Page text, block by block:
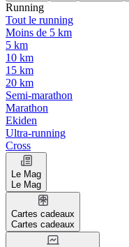
Running
Tout le running
Moins de 5 km
5 km
10 km
15 km
20 km
Semi-marathon
Marathon
Ekiden
Ultra-running
Cross
Le Mag
Le Mag
Cartes cadeaux
Cartes cadeaux